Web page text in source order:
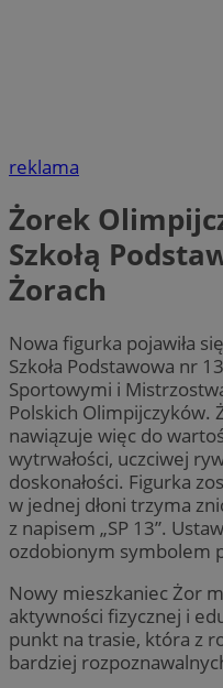
reklama
Żorek
Szkołą
Żorach
Nowa figurka pojawiła
Szkoła Podstawowa nr
Sportowymi i
Polskich Olimpijczyków.
nawiązuje więc do
wytrwałości, uczciwej
doskonałości. Figurka
w jednej dłoni trzyma
z napisem „SP 13”.
ozdobionym symbolem
Nowy mieszkaniec Żor
aktywności fizycznej i
punkt na trasie, która z
bardziej